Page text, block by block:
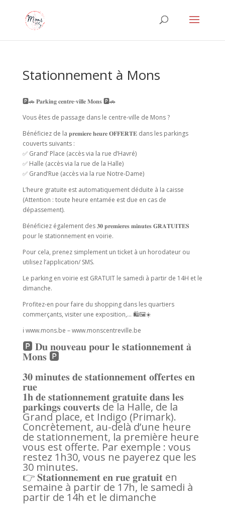
Stationnement à Mons
🅿️🚗 𝐏𝐚𝐫𝐤𝐢𝐧𝐠 𝐜𝐞𝐧𝐭𝐫𝐞-𝐯𝐢𝐥𝐥𝐞 𝐌𝐨𝐧𝐬 🅿️🚗
Vous êtes de passage dans le centre-ville de Mons ?
Bénéficiez de la 𝐩𝐫𝐞𝐦𝐢𝐞𝐫𝐞 𝐡𝐞𝐮𝐫𝐞 𝐎𝐅𝐅𝐄𝐑𝐓𝐄 dans les parkings
couverts suivants :
✅ Grand’ Place (accès via la rue d’Havré)
✅ Halle (accès via la rue de la Halle)
✅ Grand’Rue (accès via la rue Notre-Dame)
L’heure gratuite est automatiquement déduite à la caisse
(Attention : toute heure entamée est due en cas de
dépassement).
Bénéficiez également des 𝟑𝟎 𝐩𝐫𝐞𝐦𝐢𝐞𝐫𝐞𝐬 𝐦𝐢𝐧𝐮𝐭𝐞𝐬 𝐆𝐑𝐀𝐓𝐔𝐈𝐓𝐄𝐒
pour le stationnement en voirie.
Pour cela, prenez simplement un ticket à un horodateur ou
utilisez l’application/ SMS.
Le parking en voirie est GRATUIT le samedi à partir de 14H et le
dimanche.
Profitez-en pour faire du shopping dans les quartiers
commerçants, visiter une exposition,… 🛍🖼☀️
ℹ️ www.mons.be – www.monscentreville.be
🅿️ 𝐃𝐮 𝐧𝐨𝐮𝐯𝐞𝐚𝐮 𝐩𝐨𝐮𝐫 𝐥𝐞 𝐬𝐭𝐚𝐭𝐢𝐨𝐧𝐧𝐞𝐦𝐞𝐧𝐭 𝐚̀
𝐌𝐨𝐧𝐬 🅿️
𝟑𝟎 𝐦𝐢𝐧𝐮𝐭𝐞𝐬 𝐝𝐞 𝐬𝐭𝐚𝐭𝐢𝐨𝐧𝐧𝐞𝐦𝐞𝐧𝐭 𝐨𝐟𝐟𝐞𝐫𝐭𝐞𝐬 𝐞𝐧
𝐫𝐮𝐞
𝟏𝐡 𝐝𝐞 𝐬𝐭𝐚𝐭𝐢𝐨𝐧𝐧𝐞𝐦𝐞𝐧𝐭 𝐠𝐫𝐚𝐭𝐮𝐢𝐭𝐞 𝐝𝐚𝐧𝐬 𝐥𝐞𝐬
𝐩𝐚𝐫𝐤𝐢𝐧𝐠𝐬 𝐜𝐨𝐮𝐯𝐞𝐫𝐭𝐬 de la Halle, de la
Grand place, et Indigo (Primark).
Concrètement, au-delà d’une heure
de stationnement, la première heure
vous est offerte. Par exemple : vous
restez 1h30, vous ne payerez que les
30 minutes.
👉 𝐒𝐭𝐚𝐭𝐢𝐨𝐧𝐧𝐞𝐦𝐞𝐧𝐭 𝐞𝐧 𝐫𝐮𝐞 𝐠𝐫𝐚𝐭𝐮𝐢𝐭 en
semaine à partir de 17h, le samedi à
partir de 14h et le dimanche